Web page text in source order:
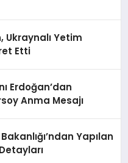
Ukraynalı Yetim
Etti
Erdoğan’dan
Anma Mesajı
Yapılan